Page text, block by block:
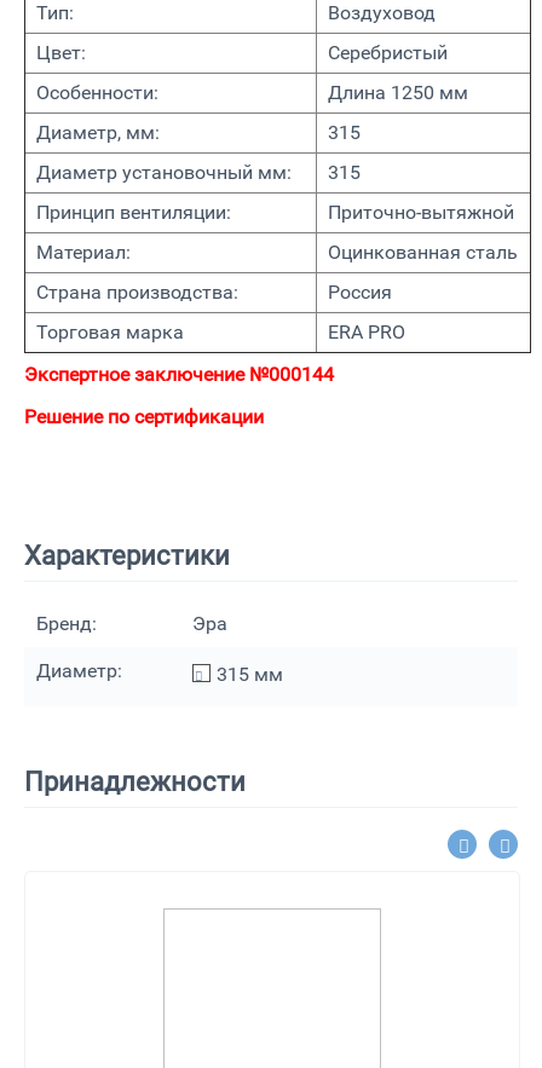
Тип:
Воздуховод
Цвет:
Серебристый
Особенности:
Длина 1250 мм
Диаметр, мм:
315
Диаметр установочный мм:
315
Принцип вентиляции:
Приточно-вытяжной
Материал:
Оцинкованная сталь
Страна производства:
Россия
Торговая марка
ERA PRO
Экспертное заключение №000144
Решение по сертификации
Характеристики
Бренд: Эра
Диаметр: 315 мм
Принадлежности